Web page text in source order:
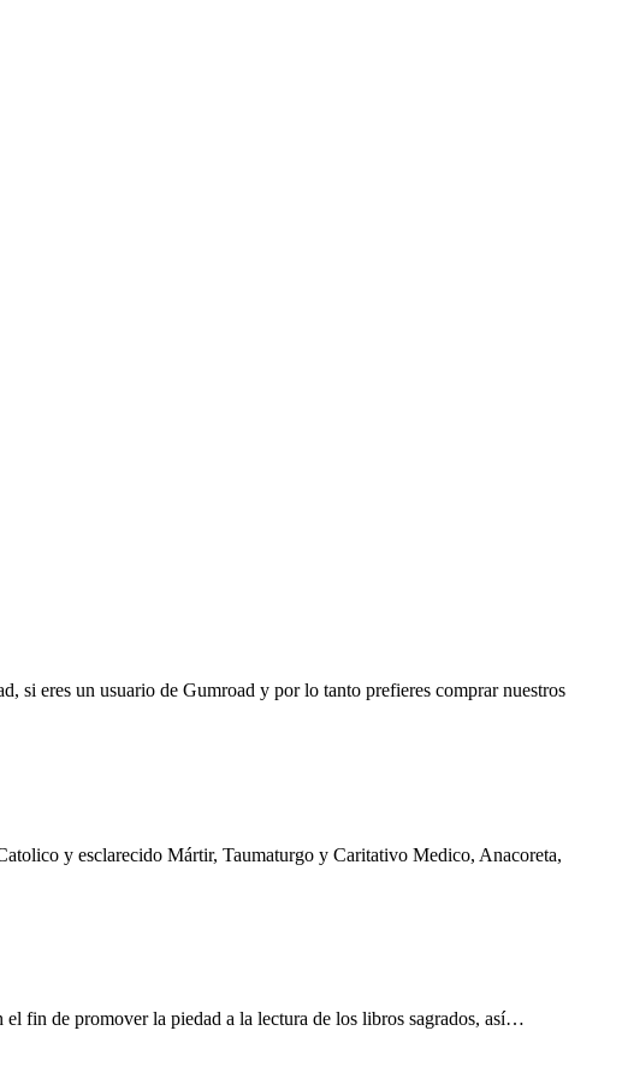
si eres un usuario de Gumroad y por lo tanto prefieres comprar nuestros
y esclarecido Mártir, Taumaturgo y Caritativo Medico, Anacoreta,
fin de promover la piedad a la lectura de los libros sagrados, así…